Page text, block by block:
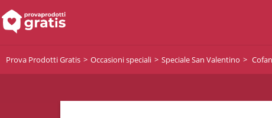
Prova Prodotti Gratis Occasioni speciali Speciale San Valentino